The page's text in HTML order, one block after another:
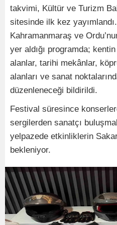
takvimi, Kültür ve Turizm
sitesinde ilk kez
Kahramanmaraş ve
yer aldığı programda;
alanlar, tarihi mekânlar,
alanları ve sanat
düzenleneceği bildirildi.
Festival süresince
sergilerden sanatçı
yelpazede etkinliklerin
bekleniyor.